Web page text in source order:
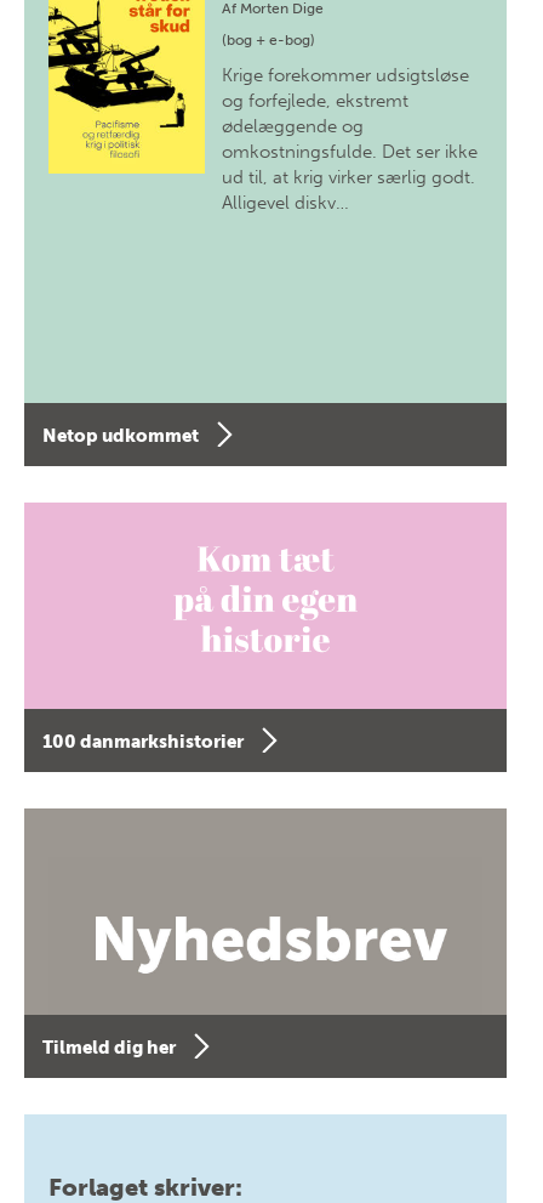
Af Morten Dige
(bog + e-bog)
Krige forekommer udsigtsløse
og forfejlede, ekstremt
ødelæggende og
omkostningsfulde. Det ser ikke
ud til, at krig virker særlig godt.
Alligevel diskv…
Netop udkommet
100 danmarkshistorier
Tilmeld dig her
Forlaget skriver: